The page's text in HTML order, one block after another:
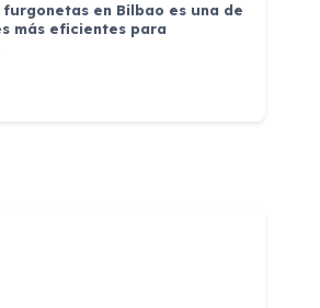
en Bilbao es una de
más eficientes para